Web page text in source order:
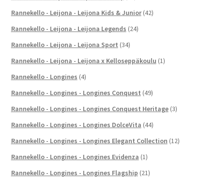
Rannekello - Leijona - Leijona Kids & Junior (42)
Rannekello - Leijona - Leijona Legends (24)
Rannekello - Leijona - Leijona Sport (34)
Rannekello - Leijona - Leijona x Kelloseppäkoulu (1)
Rannekello - Longines (4)
Rannekello - Longines - Longines Conquest (49)
Rannekello - Longines - Longines Conquest Heritage (3)
Rannekello - Longines - Longines DolceVita (44)
Rannekello - Longines - Longines Elegant Collection (12)
Rannekello - Longines - Longines Evidenza (1)
Rannekello - Longines - Longines Flagship (21)